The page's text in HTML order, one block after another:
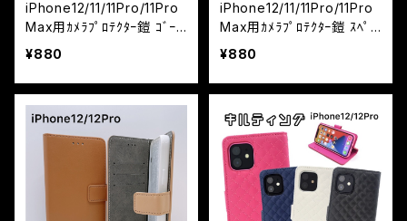
iPhone12/11/11Pro/11Pro
Max用ｶﾒﾗﾌﾟﾛﾃｸﾀｰ鎧 ｺﾞｰﾙ
ﾄﾞ
¥880
iPhone12/11/11Pro/11Pro
Max用ｶﾒﾗﾌﾟﾛﾃｸﾀｰ鎧 ｽﾍﾟｰ
ｽｸﾞﾚｲ
¥880